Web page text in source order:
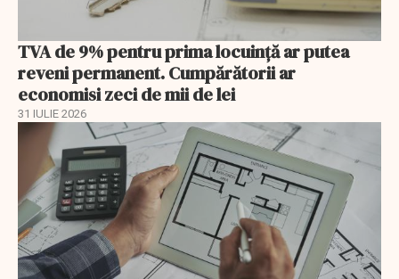
TVA de 9% pentru prima locuință ar putea
reveni permanent. Cumpărătorii ar
economisi zeci de mii de lei
31 IULIE 2026